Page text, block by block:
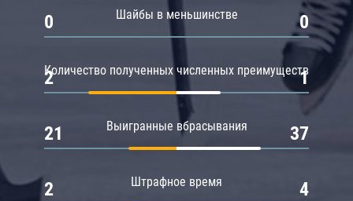
Шайбы в меньшинстве
0 0
Количество полученных численных преимуществ
2 1
Выигранные вбрасывания
21 37
Штрафное время
2 4